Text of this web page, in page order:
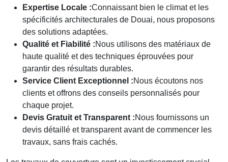
Expertise Locale :Connaissant bien le climat et les
spécificités architecturales de Douai, nous proposons
des solutions adaptées.
Qualité et Fiabilité :Nous utilisons des matériaux de
haute qualité et des techniques éprouvées pour
garantir des résultats durables.
Service Client Exceptionnel :Nous écoutons nos
clients et offrons des conseils personnalisés pour
chaque projet.
Devis Gratuit et Transparent :Nous fournissons un
devis détaillé et transparent avant de commencer les
travaux, sans frais cachés.